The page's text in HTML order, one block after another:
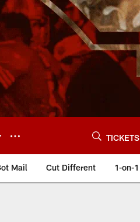
TICKETS
Mail Cut Different 1-on-1